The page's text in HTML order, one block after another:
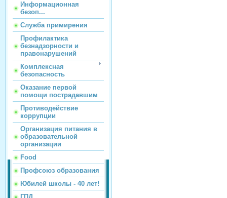
Информационная
безоп...
Служба примирения
Профилактика
безнадзорности и
правонарушений
Комплексная
безопасность
Оказание первой
помощи пострадавшим
Противодействие
коррупции
Организация питания в
образовательной
организации
Food
Профсоюз образования
Юбилей школы - 40 лет!